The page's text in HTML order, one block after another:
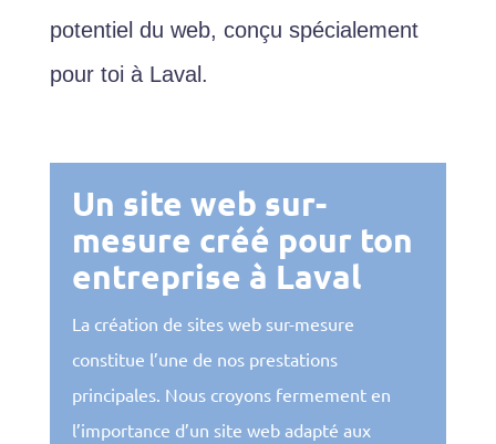
potentiel du web, conçu spécialement
pour toi à Laval.
Un site web sur-
mesure créé pour ton
entreprise à Laval
La création de sites web sur-mesure
constitue l’une de nos prestations
principales. Nous croyons fermement en
l’importance d’un site web adapté aux